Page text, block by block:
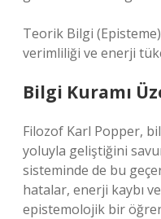
Teorik Bilgi
verimliliği ve enerji
Bilgi Kuramı
Filozof Karl Popper,
yoluyla geliştiğini
sisteminde de bu
hatalar, enerji kaybı
epistemolojik bir